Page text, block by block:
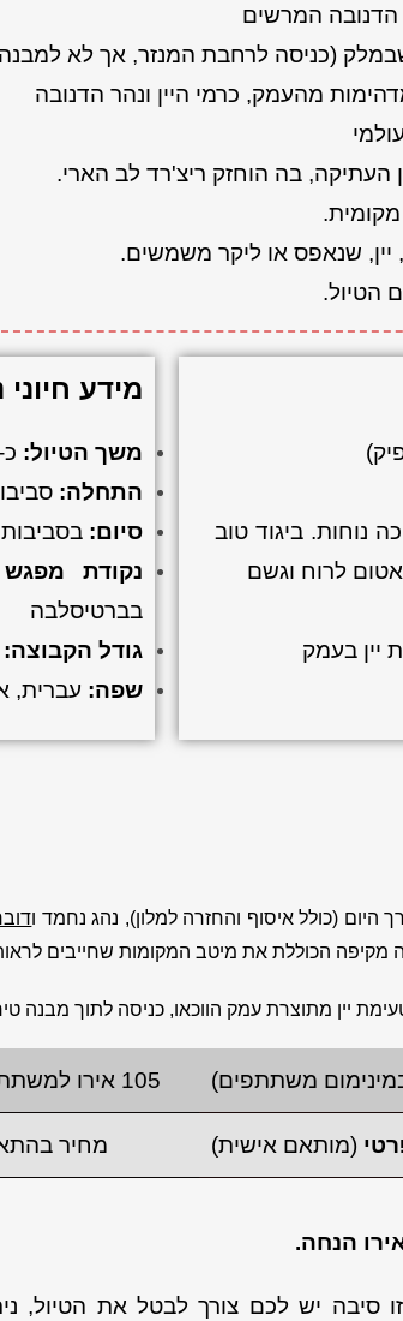
הדנובה המרשים
(כניסה לרחבת המנזר, אך לא
מהעמק, כרמי היין ונהר הדנובה
העתיקה, בה הוחזק ריצ'רד לב הארי.
יין, שנאפס או ליקר משמשים.
הטיול.
נוחות. ביגוד טוב
לרוח וגשם
יין בעמק
מידע חיוני
משך הטיול: כ-9.5
התחלה:
סיום: בסביבות 17:30
נקודת מפגש
בברטיסלבה
גודל הקבוצה:
שפה: עברית,
היום (כולל איסוף והחזרה למלון), נהג נחמד ו
מקיפה הכוללת את מיטב המקומות שחייבים
יין מתוצרת עמק הווכאו, כניסה לתוך מבנה
משתתפים) 105 אירו למשתתף בקבוצה של עד 8 משתתפים
(מותאם אישית) מחיר